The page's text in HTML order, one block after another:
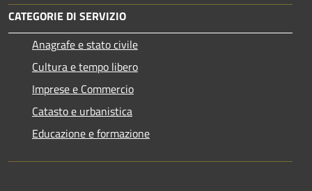
CATEGORIE DI SERVIZIO
Anagrafe e stato civile
Cultura e tempo libero
Imprese e Commercio
Catasto e urbanistica
Educazione e formazione